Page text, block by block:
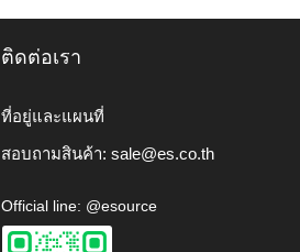
ติดต่อเรา
ที่อยู่และแผนที่
สอบถามสินค้า: sale@es.co.th
Official line: @esource